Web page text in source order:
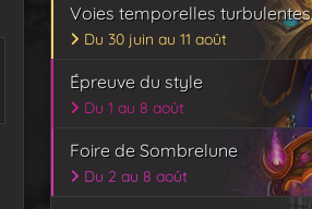
Voies temporelles turbulentes
Du 30 juin au 11 août
Épreuve du style
Du 1 au 8 août
Foire de Sombrelune
Du 2 au 8 août